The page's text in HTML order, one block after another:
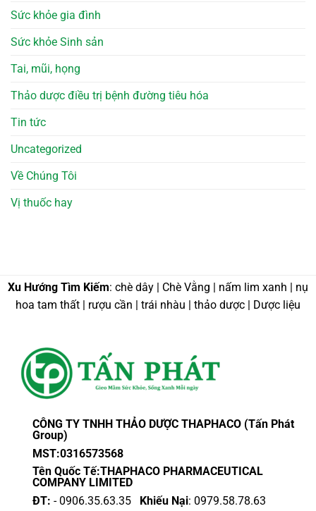
Sức khỏe gia đình
Sức khỏe Sinh sản
Tai, mũi, họng
Thảo dược điều trị bệnh đường tiêu hóa
Tin tức
Uncategorized
Về Chúng Tôi
Vị thuốc hay
Xu Hướng Tìm Kiếm: chè dây | Chè Vằng | nấm lim xanh | nụ
hoa tam thất | rượu cần | trái nhàu | thảo dược | Dược liệu
CÔNG TY TNHH THẢO DƯỢC THAPHACO (Tấn Phát
Group)
MST:0316573568
Tên Quốc Tế:THAPHACO PHARMACEUTICAL
COMPANY LIMITED
ĐT: - 0906.35.63.35 Khiếu Nại: 0979.58.78.63